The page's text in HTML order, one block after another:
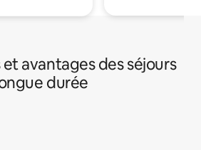
avantages des séjours
durée